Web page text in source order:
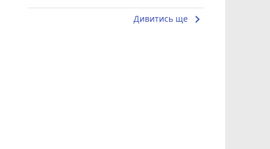
Дивитись ще keyboard_arrow_right